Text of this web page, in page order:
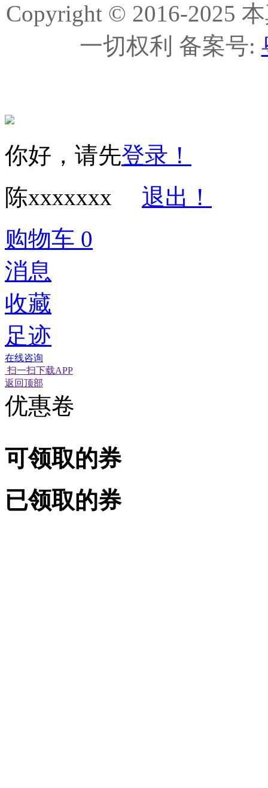
Copyright © 2016-2025
一切权利 备案号:
你好，请先登录！
陈xxxxxxx
退出！
购物车 0
消息
收藏
足迹
在线咨询
扫一扫下载APP
返回顶部
优惠卷
可领取的券
已领取的券